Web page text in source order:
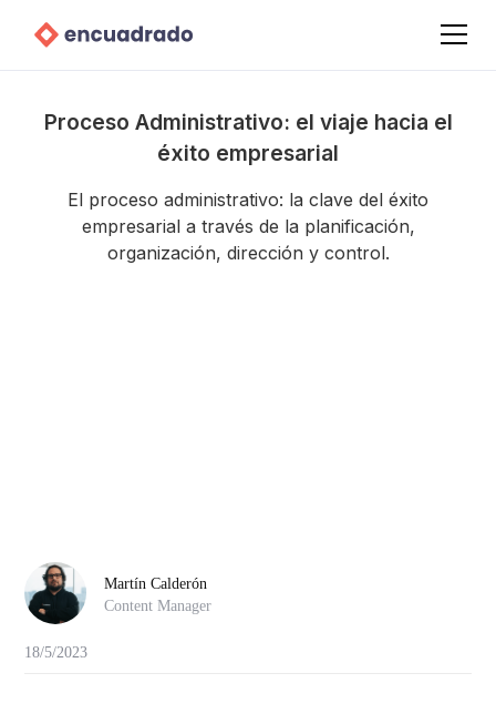
Proceso Administrativo: el viaje hacia el
éxito empresarial
El proceso administrativo: la clave del éxito
empresarial a través de la planificación,
organización, dirección y control.
Martín Calderón
Content Manager
18/5/2023